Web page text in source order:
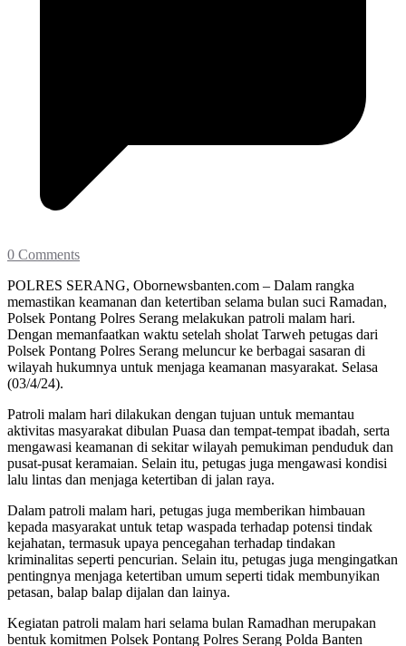
0 Comments
POLRES SERANG, Obornewsbanten.com – Dalam rangka
memastikan keamanan dan ketertiban selama bulan suci Ramadan,
Polsek Pontang Polres Serang melakukan patroli malam hari.
Dengan memanfaatkan waktu setelah sholat Tarweh petugas dari
Polsek Pontang Polres Serang meluncur ke berbagai sasaran di
wilayah hukumnya untuk menjaga keamanan masyarakat. Selasa
(03/4/24).
Patroli malam hari dilakukan dengan tujuan untuk memantau
aktivitas masyarakat dibulan Puasa dan tempat-tempat ibadah, serta
mengawasi keamanan di sekitar wilayah pemukiman penduduk dan
pusat-pusat keramaian. Selain itu, petugas juga mengawasi kondisi
lalu lintas dan menjaga ketertiban di jalan raya.
Dalam patroli malam hari, petugas juga memberikan himbauan
kepada masyarakat untuk tetap waspada terhadap potensi tindak
kejahatan, termasuk upaya pencegahan terhadap tindakan
kriminalitas seperti pencurian. Selain itu, petugas juga mengingatkan
pentingnya menjaga ketertiban umum seperti tidak membunyikan
petasan, balap balap dijalan dan lainya.
Kegiatan patroli malam hari selama bulan Ramadhan merupakan
bentuk komitmen Polsek Pontang Polres Serang Polda Banten